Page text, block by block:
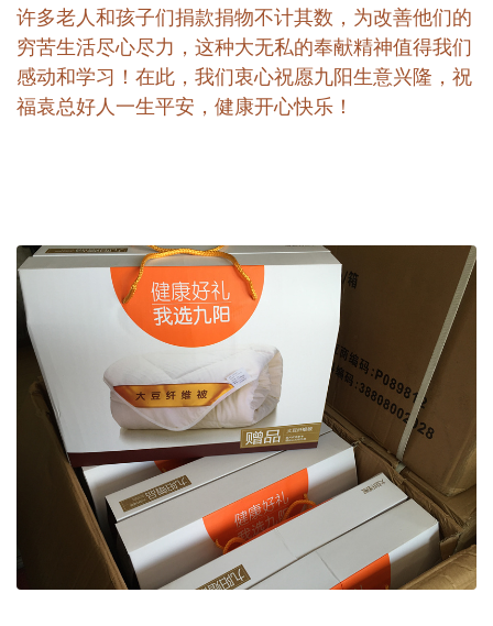
许多老人和孩子们捐款捐物不计其数，为改善他们的
穷苦生活尽心尽力，这种大无私的奉献精神值得我们
感动和学习！在此，我们衷心祝愿九阳生意兴隆，祝
福袁总好人一生平安，健康开心快乐！